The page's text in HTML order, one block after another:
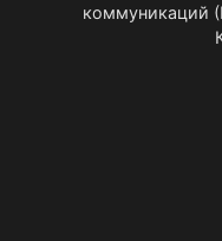
коммуникаций